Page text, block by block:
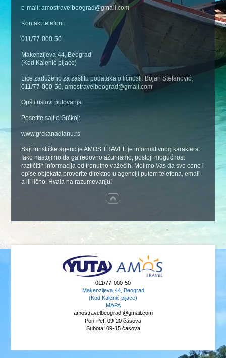
e-mail: amostravelbeograd@gmail.com
Kontakt telefoni:
011/77-000-50
Makenzijeva 44, Beograd
(Kod Kalenić pijace)
Lice zaduženo za zaštitu podataka o ličnosti: Bojan Stefanović,
011/77-000-50, amostravelbeograd@gmail.com
Opšti uslovi putovanja
Posetite sajt o Grčkoj:
www.grckanadlanu.rs
Sajt turističke agencije AMOS TRAVEL je informativnog karaktera.
Iako nastojimo da ga redovno ažuriramo, postoji mogućnost
različitih informacija od trenutno važećih. Molimo Vas da sve cene i
opise objekata proverite direktno u agenciji putem telefona, email-
a ili lično. Hvala na razumevanju!
011/77-000-50
Makenzijeva 44, Beograd
(Kod Kalenić pijace)
MAPA
amostravelbeograd @gmail.com
Pon-Pet: 09-20 časova
Subota: 09-15 časova